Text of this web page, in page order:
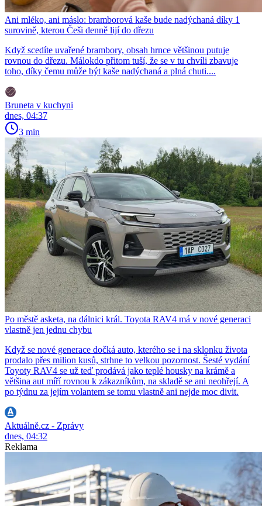
Ani mléko, ani máslo: bramborová kaše bude nadýchaná díky 1
surovině, kterou Češi denně lijí do dřezu
Když scedíte uvařené brambory, obsah hrnce většinou putuje
rovnou do dřezu. Málokdo přitom tuší, že se v tu chvíli zbavuje
toho, díky čemu může být kaše nadýchaná a plná chuti....
Bruneta v kuchyni
dnes, 04:37
3 min
Po městě asketa, na dálnici král. Toyota RAV4 má v nové generaci
vlastně jen jednu chybu
Když se nové generace dočká auto, kterého se i na sklonku života
prodalo přes milion kusů, strhne to velkou pozornost. Šesté vydání
Toyoty RAV4 se už teď prodává jako teplé housky na krámě a
většina aut míří rovnou k zákazníkům, na skladě se ani neohřejí. A
po týdnu za jejím volantem se tomu vlastně ani nejde moc divit.
Aktuálně.cz - Zprávy
dnes, 04:32
Reklama